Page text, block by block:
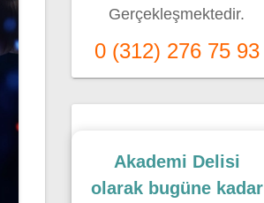
Gerçekleşmektedir.
0 (312) 276 75 93
Akademi Delisi
olarak bugüne kadar